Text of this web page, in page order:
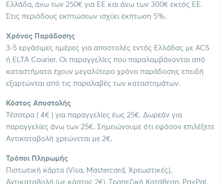
Ελλάδα, άνω των 250€ για ΕΕ και άνω των 300€ εκτός ΕΕ.
Στις περιόδους εκπτώσεων ισχύει έκπτωση 5%.
Χρόνος Παράδοσης
3-5 εργάσιμες ημέρες για αποστολές εντός Ελλάδας με ACS
ή ELTA Courier. Οι παραγγελίες που παραλαμβάνονται από
καταστήματα έχουν μεγαλύτερο χρόνο παράδοσης επειδή
εξαρτώνται από τις παραλαβές των καταστημάτων.
Κόστος Αποστολής
Τέσσερα ( 4€ ) για παραγγελίες έως 25€. Δωρεάν για
παραγγελίες άνω των 25€. Σημειώνουμε ότι εφόσον επιλέξετε
Αντικαταβολή χρεώνεται με 2€.
Τρόποι Πληρωμής
Πιστωτική κάρτα (Visa, Mastercard, Χρεωστικές),
Αντικαταβολή (με κόστος 2€), Τραπεζική Κατάθεση, PayPal.